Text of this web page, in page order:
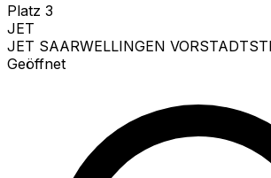
Platz 3
JET
JET SAARWELLINGEN
Geöffnet